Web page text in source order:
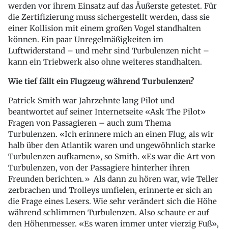
werden vor ihrem Einsatz auf das Äußerste getestet. Für
die Zertifizierung muss sichergestellt werden, dass sie
einer Kollision mit einem großen Vogel standhalten
können. Ein paar Unregelmäßigkeiten im
Luftwiderstand – und mehr sind Turbulenzen nicht –
kann ein Triebwerk also ohne weiteres standhalten.
Wie tief fällt ein Flugzeug während Turbulenzen?
Patrick Smith war Jahrzehnte lang Pilot und
beantwortet auf seiner Internetseite «Ask The Pilot»
Fragen von Passagieren – auch zum Thema
Turbulenzen. «Ich erinnere mich an einen Flug, als wir
halb über den Atlantik waren und ungewöhnlich starke
Turbulenzen aufkamen», so Smith. «Es war die Art von
Turbulenzen, von der Passagiere hinterher ihren
Freunden berichten.» Als dann zu hören war, wie Teller
zerbrachen und Trolleys umfielen, erinnerte er sich an
die Frage eines Lesers. Wie sehr verändert sich die Höhe
während schlimmen Turbulenzen. Also schaute er auf
den Höhenmesser. «Es waren immer unter vierzig Fuß»,